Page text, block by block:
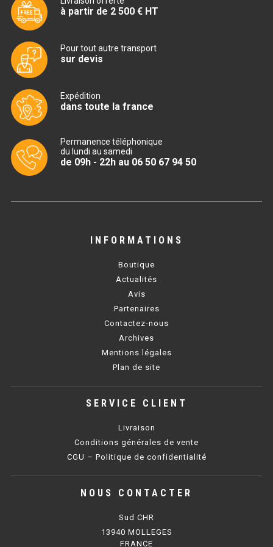
MACHINES À GLAÇONS
MACHINE À GRANITÉ
PRÉSENTOIR DE VENTE
VITRINE RÉFRIGÉRÉE
VITRINE À PÂTISSERIE
BUFFET CHAUD / FROID
CUISINIÈRE SÉRIE UOC
CUISINIÈRE 700 GAZ
CUISINIÈRE 900 GAZ
CUISINIÈRE 700 ÉLECTRIQUE
CUISINIÈRE 900 ÉLECTRIQUE
BAIN MARIE SÉRIE UOC
BAIN MARIE 600 ÉLECTRIQUE
à partir de 2 500 € HT
Pour tout autre transport
sur devis
Expédition
dans toute la france
Permanence téléphonique
du lundi au samedi
de 09h - 22h au 06 50 67 94 50
INFORMATIONS
Boutique
Actualités
Avis
Partenaires
Contactez-nous
Archives
Mentions légales
Plan de site
SERVICE CLIENT
Livraison
Conditions générales de vente
CGU – Politique de confidentialité
NOUS CONTACTER
Sud CHR
13940 MOLLEGES
FRANCE